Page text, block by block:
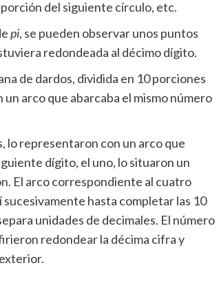
del siguiente círculo, etc.
pi, se pueden observar unos puntos
redondeada al décimo dígito.
de dardos, dividida en 10 porciones
arco que abarcaba el mismo número
lo representaron con un arco que
dígito, el uno, lo situaron un
El arco correspondiente al cuatro
hasta completar las 10
unidades de decimales. El número
redondear la décima cifra y